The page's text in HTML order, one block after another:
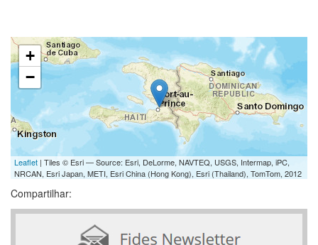
+
−
Leaflet | Tiles © Esri — Source: Esri, DeLorme, NAVTEQ, USGS, Intermap, iPC,
NRCAN, Esri Japan, METI, Esri China (Hong Kong), Esri (Thailand), TomTom, 2012
Compartilhar: